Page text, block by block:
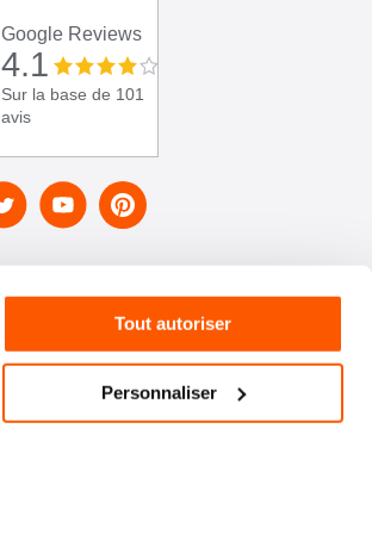
Tout autoriser
Personnaliser
Google Reviews
4.1
Sur la base de 101
avis